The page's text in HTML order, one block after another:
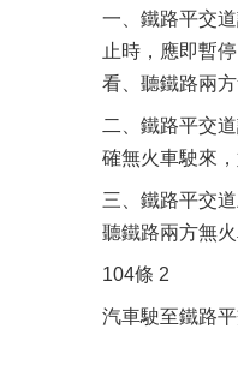
一、鐵路平交
止時，應即暫
看、聽鐵路兩
二、鐵路平交
確無火車駛來
三、鐵路平交
聽鐵路兩方無
104條 2
汽車駛至鐵路